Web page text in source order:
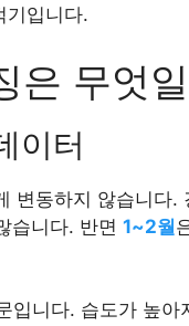
기입니다.
은 무엇
이터
변동하지 않습니다.
습니다. 반면 1~2월
입니다. 습도가 높